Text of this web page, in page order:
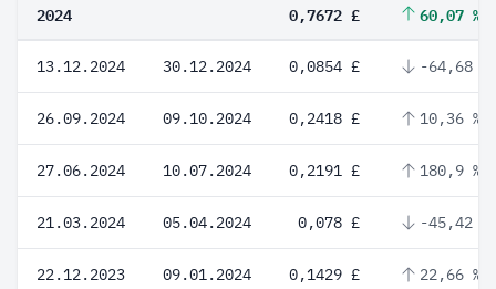
2024 0,7672 £ 60,07 %
13.12.2024 30.12.2024 0,0854 £ -64,68 %
26.09.2024 09.10.2024 0,2418 £ 10,36 %
27.06.2024 10.07.2024 0,2191 £ 180,9 %
21.03.2024 05.04.2024 0,078 £ -45,42 %
22.12.2023 09.01.2024 0,1429 £ 22,66 %